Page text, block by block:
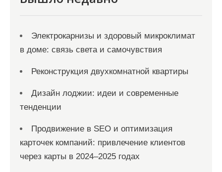
Электрокарнизы и здоровый микроклимат
в доме: связь света и самочувствия
Реконструкция двухкомнатной квартиры
Дизайн лоджии: идеи и современные
тенденции
Продвижение в SEO и оптимизация
карточек компаний: привлечение клиентов
через карты в 2024–2025 годах